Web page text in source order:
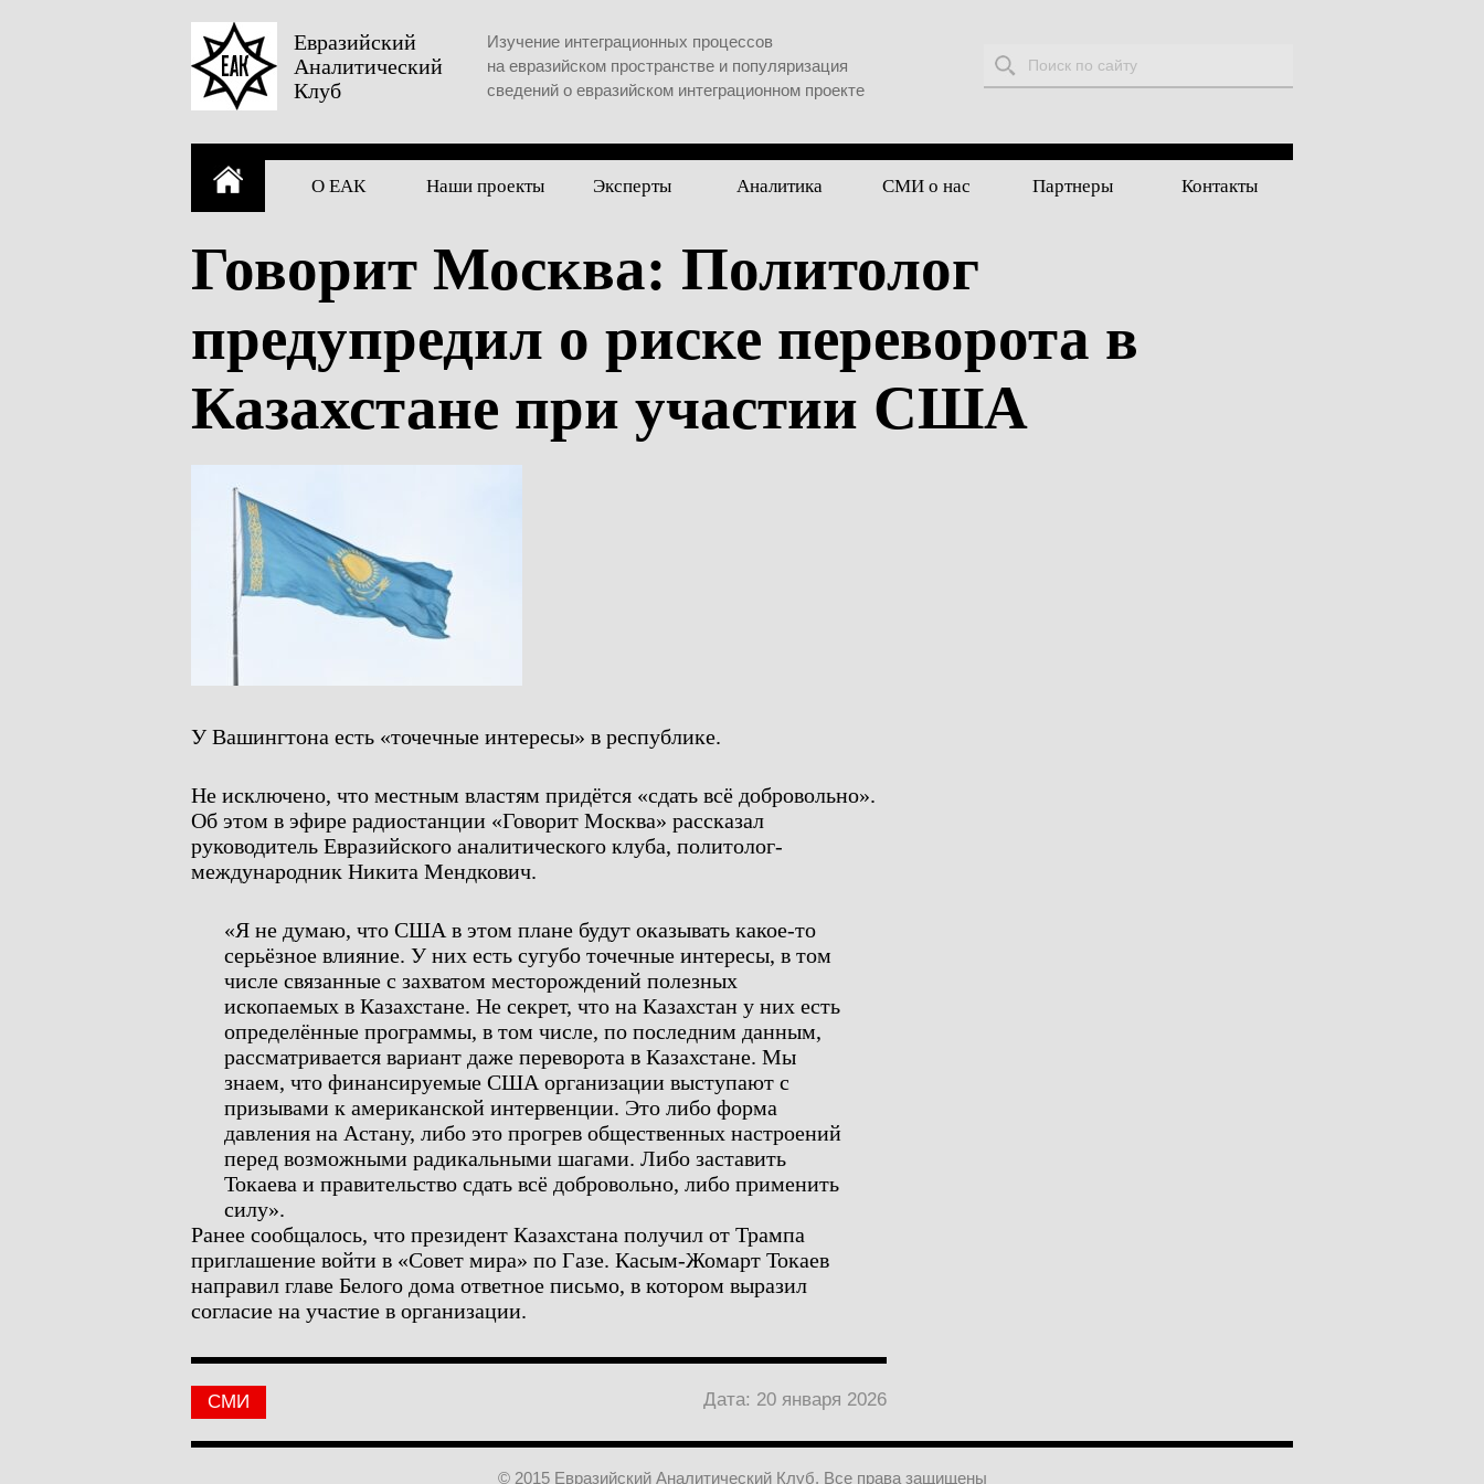
Евразийский
Аналитический
Клуб
Изучение интеграционных процессов
на евразийском пространстве и популяризация
сведений о евразийском интеграционном проекте
О ЕАК Наши проекты Эксперты Аналитика СМИ о нас Партнеры Контакты
Говорит Москва: Политолог
предупредил о риске переворота в
Казахстане при участии США
У Вашингтона есть «точечные интересы» в республике.
Не исключено, что местным властям придётся «сдать всё добровольно».
Об этом в эфире радиостанции «Говорит Москва» рассказал
руководитель Евразийского аналитического клуба, политолог-
международник Никита Мендкович.
«Я не думаю, что США в этом плане будут оказывать какое-то
серьёзное влияние. У них есть сугубо точечные интересы, в том
числе связанные с захватом месторождений полезных
ископаемых в Казахстане. Не секрет, что на Казахстан у них есть
определённые программы, в том числе, по последним данным,
рассматривается вариант даже переворота в Казахстане. Мы
знаем, что финансируемые США организации выступают с
призывами к американской интервенции. Это либо форма
давления на Астану, либо это прогрев общественных настроений
перед возможными радикальными шагами. Либо заставить
Токаева и правительство сдать всё добровольно, либо применить
силу».
Ранее сообщалось, что президент Казахстана получил от Трампа
приглашение войти в «Совет мира» по Газе. Касым-Жомарт Токаев
направил главе Белого дома ответное письмо, в котором выразил
согласие на участие в организации.
СМИ Дата: 20 января 2026
© 2015 Евразийский Аналитический Клуб. Все права защищены